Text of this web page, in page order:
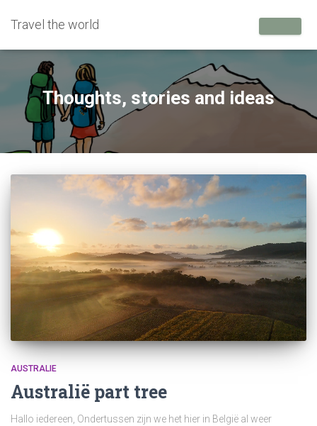
Travel the world
Thoughts, stories and ideas
AUSTRALIE
Australië part tree
Hallo iedereen, Ondertussen zijn we het hier in België al weer